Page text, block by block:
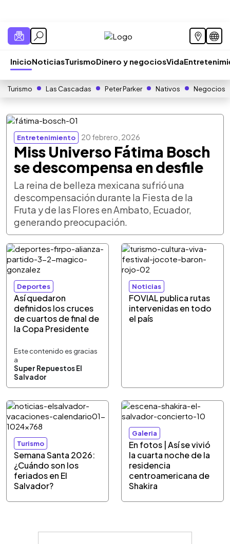
InicioNoticiasTurismoDinero y negociosVida
Turismo Las Cascadas Peter Parker Nativos Negocios
Entretenimiento 20 febrero, 2026
Miss Universo Fátima Bosch
se descompensa en desfile
La reina de belleza mexicana sufrió una
descompensación durante la Fiesta de la
Fruta y de las Flores en Ambato, Ecuador,
generando preocupación.
Deportes
Así quedaron
definidos los cruces
de cuartos de final de
la Copa Presidente
Este contenido es gracias
a
Super Repuestos El
Salvador
Noticias
FOVIAL publica rutas
intervenidas en todo
el país
Turismo
Semana Santa 2026:
¿Cuándo son los
feriados en El
Salvador?
Galeria
En fotos | Así se vivió
la cuarta noche de la
residencia
centroamericana de
Shakira